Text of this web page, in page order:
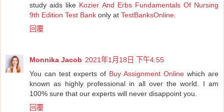
study aids like Kozier And Erbs Fundamentals Of Nursing
9th Edition Test Bank only at TestBanksOnline
回覆
Monnika Jacob 2021年1月18日 下午4:55
You can test experts of Buy Assignment Online which are
known as highly professional in all over the world. I am
100% sure that our experts will never disappoint you.
回覆